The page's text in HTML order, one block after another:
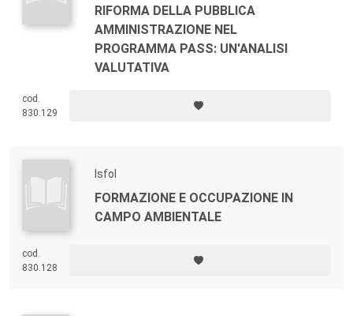
RIFORMA DELLA PUBBLICA
AMMINISTRAZIONE NEL
PROGRAMMA PASS: UN'ANALISI
VALUTATIVA
cod.
830.129
Isfol
FORMAZIONE E OCCUPAZIONE IN
CAMPO AMBIENTALE
cod.
830.128